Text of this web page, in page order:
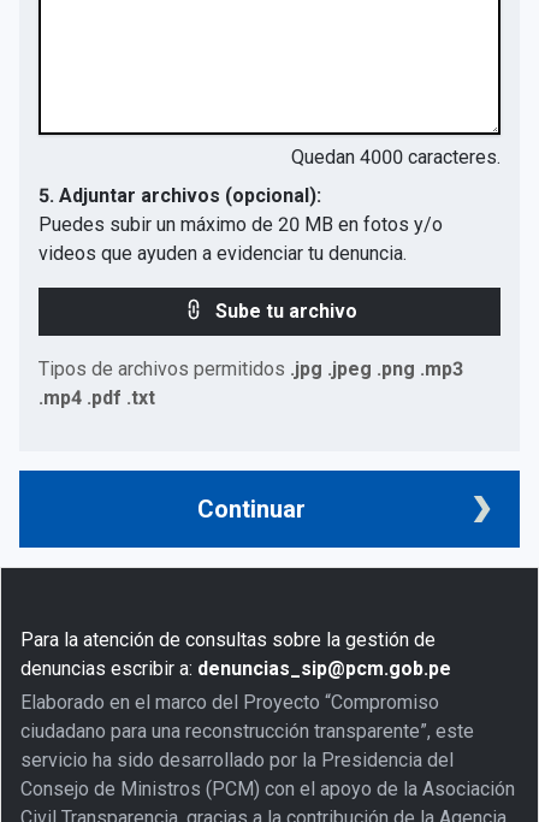
Quedan 4000 caracteres.
5. Adjuntar archivos (opcional):
Puedes subir un máximo de 20 MB en fotos y/o
videos que ayuden a evidenciar tu denuncia.
Sube tu archivo
Tipos de archivos permitidos .jpg .jpeg .png .mp3
.mp4 .pdf .txt
Continuar
Para la atención de consultas sobre la gestión de
denuncias escribir a: denuncias_sip@pcm.gob.pe
Elaborado en el marco del Proyecto “Compromiso
ciudadano para una reconstrucción transparente”, este
servicio ha sido desarrollado por la Presidencia del
Consejo de Ministros (PCM) con el apoyo de la Asociación